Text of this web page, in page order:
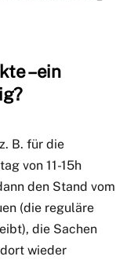
– ein
B. für die
von 11-15h
den Stand vom
(die reguläre
die Sachen
wieder